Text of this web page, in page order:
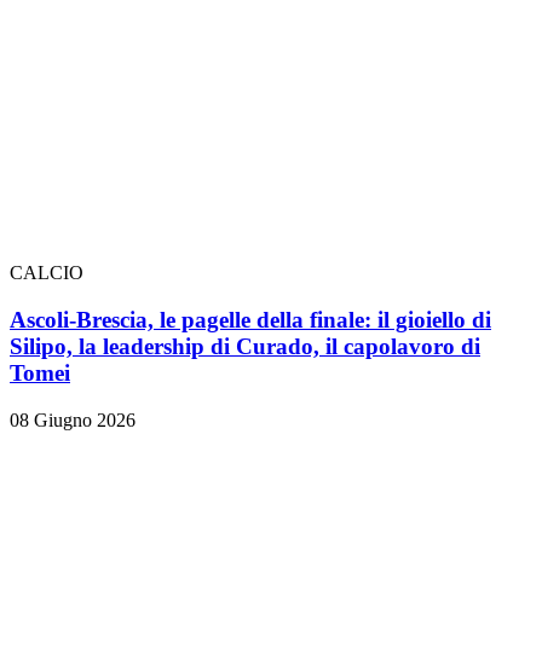
CALCIO
Ascoli-Brescia, le pagelle della finale: il gioiello di
Silipo, la leadership di Curado, il capolavoro di
Tomei
08 Giugno 2026